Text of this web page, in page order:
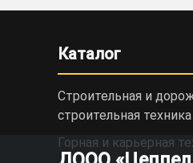
Каталог
Строительная и
cтроительная техника
Горная и карьерная